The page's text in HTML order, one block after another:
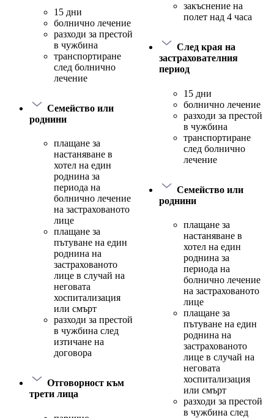
15 дни
болнично лечение
разходи за престой
в чужбина
транспортиране
след болнично
лечение
Семейство или
роднини
плащане за
настаняване в
хотел на един
роднина за
периода на
болнично лечение
на застрахованото
лице
плащане за
пътуване на един
роднина на
застрахованото
лице в случай на
неговата
хоспитализация
или смърт
разходи за престой
в чужбина след
изтичане на
договора
Отговорност към
трети лица
закъснение на
полет над 4 часа
След края на
застрахователния
период
15 дни
болнично лечение
разходи за престой
в чужбина
транспортиране
след болнично
лечение
Семейство или
роднини
плащане за
настаняване в
хотел на един
роднина за
периода на
болнично лечение
на застрахованото
лице
плащане за
пътуване на един
роднина на
застрахованото
лице в случай на
неговата
хоспитализация
или смърт
разходи за престой
в чужбина след